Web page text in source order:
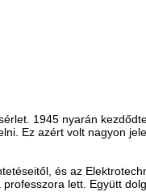
1945 nyarán
Ez azért volt nagyon
és az
lett. Együtt